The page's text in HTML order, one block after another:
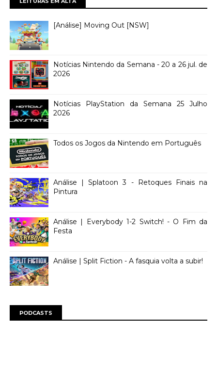
[Análise] Moving Out [NSW]
Notícias Nintendo da Semana - 20 a 26 jul. de
2026
Notícias PlayStation da Semana 25 Julho
2026
Todos os Jogos da Nintendo em Português
Análise | Splatoon 3 - Retoques Finais na
Pintura
Análise | Everybody 1-2 Switch! - O Fim da
Festa
Análise | Split Fiction - A fasquia volta a subir!
PODCASTS